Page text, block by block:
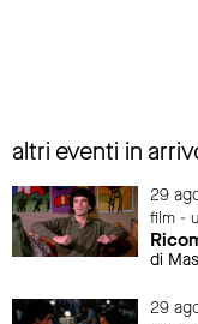
altri eventi in
29
film -
di
29